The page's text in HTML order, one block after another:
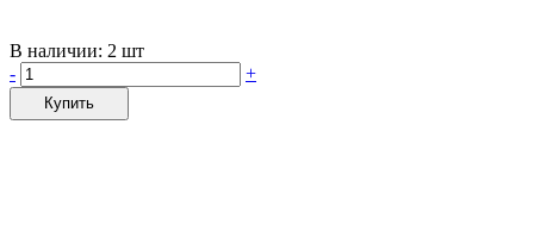
В наличии: 2 шт
-
+
Купить